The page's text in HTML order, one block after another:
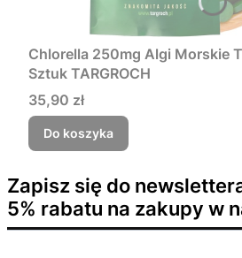
Chlorella 250mg Algi Morskie
Sztuk TARGROCH
Cena
35,90 zł
Do koszyka
Zapisz się do
5% rabatu na zakupy w